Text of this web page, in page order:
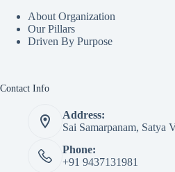
About Organization
Our Pillars
Driven By Purpose​
Contact Info
Address:
Sai Samarpanam, Satya
Phone:
+91 9437131981